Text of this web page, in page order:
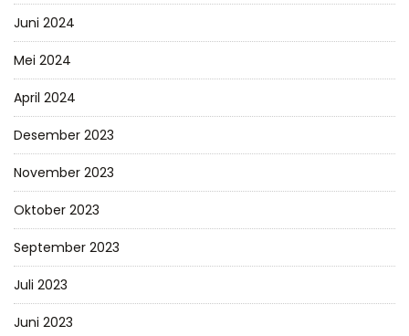
Juni 2024
Mei 2024
April 2024
Desember 2023
November 2023
Oktober 2023
September 2023
Juli 2023
Juni 2023